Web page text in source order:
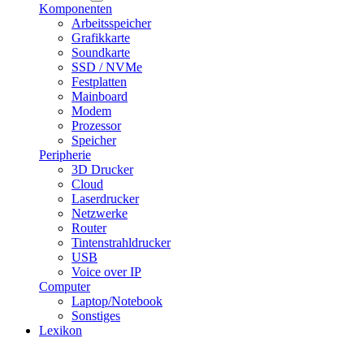
Komponenten
Arbeitsspeicher
Grafikkarte
Soundkarte
SSD / NVMe
Festplatten
Mainboard
Modem
Prozessor
Speicher
Peripherie
3D Drucker
Cloud
Laserdrucker
Netzwerke
Router
Tintenstrahldrucker
USB
Voice over IP
Computer
Laptop/Notebook
Sonstiges
Lexikon